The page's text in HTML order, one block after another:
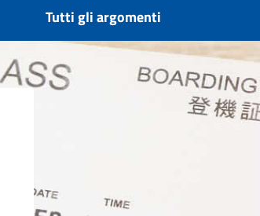
Tutti gli argomenti